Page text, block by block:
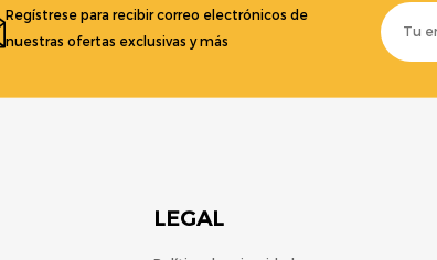
Regístrese para recibir correo electrónicos de
nuestras ofertas exclusivas y más
LEGAL